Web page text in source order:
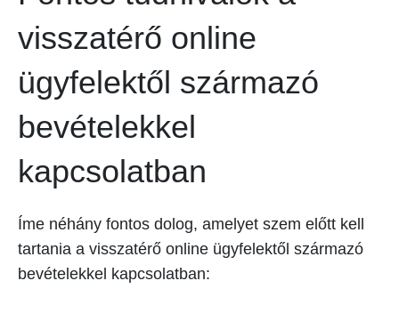
visszatérő online
ügyfelektől származó
bevételekkel
kapcsolatban
Íme néhány fontos dolog, amelyet szem előtt kell
tartania a visszatérő online ügyfelektől származó
bevételekkel kapcsolatban: